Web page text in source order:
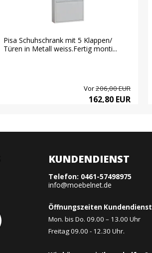
Pisa Schuhschrank mit 5 Klappen/
Türen in Metall weiss.Fertig monti...
Vor206,00 EUR
162,80 EUR
KUNDENDIENST
Telefon: 0461-57498975
info@moebelnet.de
Öffnungszeiten Kundendienst
Mon. bis Do. 09.00 – 13.00 Uhr
Freitag 09.00 - 12.30 Uhr.